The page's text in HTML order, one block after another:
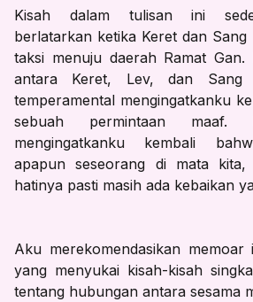
Kisah dalam tulisan ini
berlatarkan ketika Keret dan Sang
taksi menuju daerah Ramat
antara Keret, Lev, dan
temperamental mengingatkanku
sebuah permintaan
mengingatkanku kembali
apapun seseorang di mata
hatinya pasti masih ada kebaikan
Aku merekomendasikan
yang menyukai kisah-kisah
tentang hubungan antara sesama